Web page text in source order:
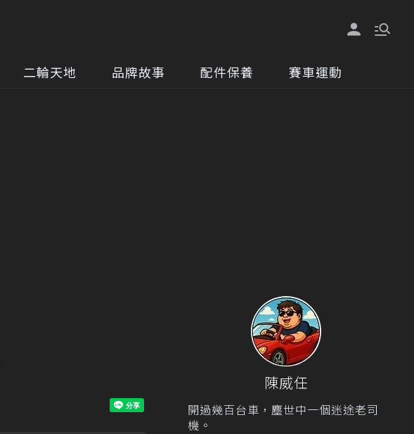
二輪天地 品牌故事 配件保養 賽車運動
陳威任
開過幾百台車，塵世中一個迷途老司
機。